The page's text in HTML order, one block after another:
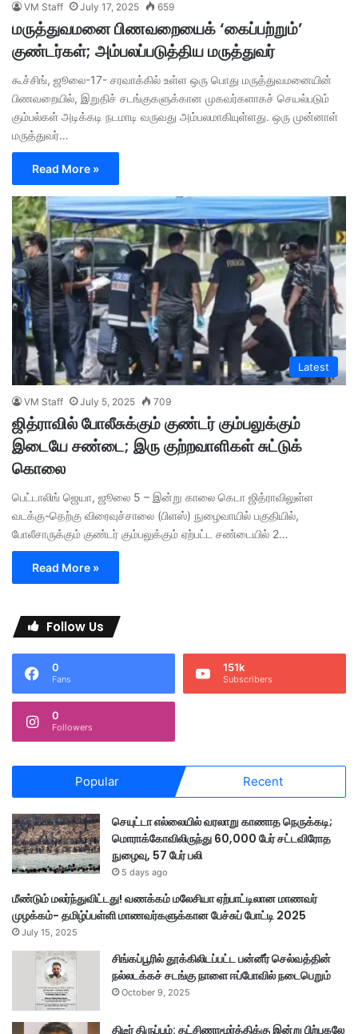
VM Staff July 17, 2025 659
மருத்துவமனை பிணவறையைக் ‘கைப்பற்றும்’
குண்டர்கள்; அம்பலப்படுத்திய மருத்துவர்
கூச்சிங், ஜூலை-17- சரவாக்கில் உள்ள ஒரு பொது மருத்துவமனையின்
பிணவறையில், இறுதிச் சடங்குகளுக்கான முகவர்களாகச் செயல்படும்
கும்பல்கள் அடிக்கடி நடமாடி வருவது அம்பலமாகியுள்ளது. ஒரு முன்னாள்
மருத்துவர்…
Read More »
Latest
VM Staff July 5, 2025 709
ஜித்ராவில் போலீசுக்கும் குண்டர் கும்பலுக்கும்
இடையே சண்டை; இரு குற்றவாளிகள் சுட்டுக்
கொலை
பெட்டாலிங் ஜெயா, ஜூலை 5 – இன்று காலை கெடா ஜித்ராவிலுள்ள
வடக்கு-தெற்கு விரைவுச்சாலை (பிளஸ்) நுழைவாயில் பகுதியில்,
போலீசாருக்கும் குண்டர் கும்பலுக்கும் ஏற்பட்ட சண்டையில் 2…
Read More »
Follow Us
0
Fans
151k
Subscribers
0
Followers
Popular Recent
செயுட்டா எல்லையில் வரலாறு காணாத நெருக்கடி;
மொராக்கோவிலிருந்து 60,000 பேர் சட்டவிரோத
நுழைவு, 57 பேர் பலி
5 days ago
மீண்டும் மலர்ந்துவிட்டது! வணக்கம் மலேசியா ஏற்பாட்டிலான மாணவர்
முழக்கம்- தமிழ்ப்பள்ளி மாணவர்களுக்கான பேச்சுப் போட்டி 2025
July 15, 2025
சிங்கப்பூரில் தூக்கிலிடப்பட்ட பன்னீர் செல்வத்தின்
நல்லடக்கச் சடங்கு நாளை ஈப்போவில் நடைபெறும்
October 9, 2025
திடீர் திருப்பம்: தட்சிணாமூர்த்திக்கு இன்று பிற்பகலே